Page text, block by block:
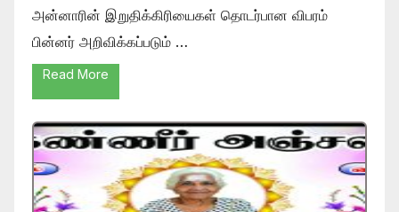
அன்னாரின் இறுதிக்கிரியைகள் தொடர்பான விபரம்
பின்னர் அறிவிக்கப்படும் …
Read More